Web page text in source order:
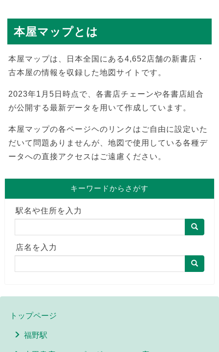
本屋マップとは
本屋マップは、日本全国にある4,652店舗の新書店・
古本屋の情報を収録した地図サイトです。
2023年1月5日時点で、各書店チェーンや各書店組合
が公開する最新データを用いて作成しています。
本屋マップの各ページヘのリンクはご自由に設定いた
だいて問題ありませんが、地図で使用している各種デ
ータへの直接アクセスはご遠慮ください。
キーワードからさがす
駅名や住所を入力
店名を入力
トップページ
福野駅